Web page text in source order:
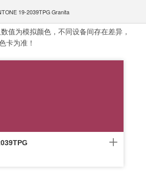
19-2039TPG Granita
值为模拟颜色，不同设备间存在差异，
卡为准！